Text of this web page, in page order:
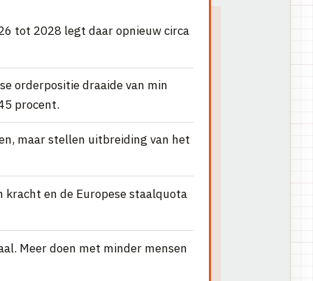
tot 2028 legt daar opnieuw circa
orderpositie draaide van min
procent.
maar stellen uitbreiding van het
kracht en de Europese staalquota
Meer doen met minder mensen